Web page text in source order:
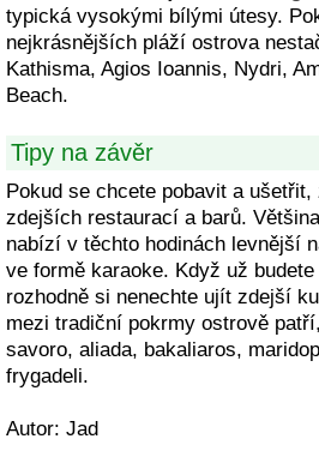
typická vysokými bílými útesy.
nejkrásnějších pláží ostrova
Kathisma, Agios Ioannis, Nydri,
Beach.
Tipy na závěr
Pokud se chcete pobavit a
zdejších restaurací a barů.
nabízí v těchto hodinách levnější
ve formě karaoke. Když už
rozhodně si nenechte ujít zdejší
mezi tradiční pokrmy ostrově
savoro, aliada, bakaliaros,
frygadeli.
Autor: Jad